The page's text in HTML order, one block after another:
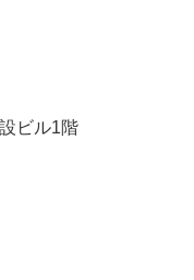
建設ビル1階